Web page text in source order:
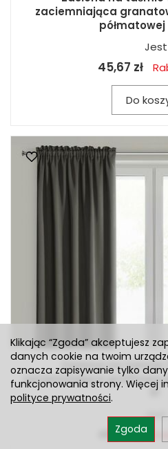
zaciemniająca
Jest
45,67 zł
Do
Zasłona na taśmie
zaciemniająca grafitowa
91
Jest
48,76 zł
Klikając “Zgoda” akceptujesz
danych cookie na twoim
oznacza zapisywanie tylko
funkcjonowania strony. Więcej
polityce prywatności.
Zgoda